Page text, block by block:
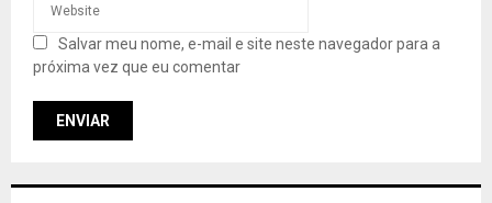
Salvar meu nome, e-mail e site neste navegador para a
próxima vez que eu comentar